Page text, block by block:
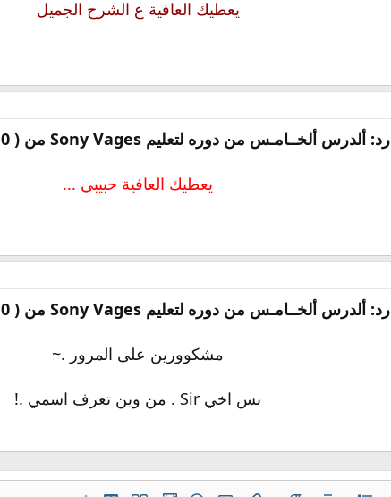
يعطيك العافية ع الشرح الجميل
رد: ألدرس ألخــامـس من دوره لتعليم Sony Vages من ( 0 - حتى ألإحترأف )
يعطيك العافية حبيبي ...
رد: ألدرس ألخــامـس من دوره لتعليم Sony Vages من ( 0 - حتى ألإحترأف )
مشكوورين على المرور .~
بس اخي Sir . من وين تعرف اسمي .!